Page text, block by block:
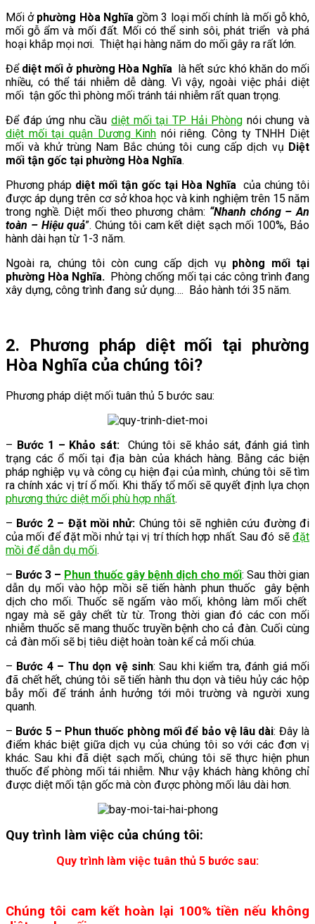
Mối ở phường Hòa Nghĩa gồm 3 loại mối chính là mối gỗ khô,
mối gỗ ẩm và mối đất. Mối có thể sinh sôi, phát triển và phá
hoại khắp mọi nơi. Thiệt hại hàng năm do mối gây ra rất lớn.
Để diệt mối ở phường Hòa Nghĩa
là hết sức khó khăn do mối
nhiều, có thể tái nhiễm dễ dàng. Vì vậy, ngoài việc phải diệt
mối tận gốc thì phòng mối tránh tái nhiễm rất quan trọng.
Để đáp ứng nhu cầudiệt mối tại TP Hải Phòng nói chung và
diệt mối tại quận Dương Kinh nói riêng. Công ty TNHH Diệt
mối và khử trùng Nam Bắc chúng tôi cung cấp dịch vụ Diệt
mối tận gốc tại phường Hòa Nghĩa.
Phương pháp diệt mối tận gốc tại Hòa Nghĩa của chúng tôi
được áp dụng trên cơ sở khoa học và kinh nghiệm trên 15 năm
trong nghề. Diệt mối theo phương châm: “Nhanh chóng – An
toàn – Hiệu quả”. Chúng tôi cam kết diệt sạch mối 100%, Bảo
hành dài hạn từ 1-3 năm.
Ngoài ra, chúng tôi còn cung cấp dịch vụ phòng mối tại
phường Hòa Nghĩa. Phòng chống mối tại các công trình đang
xây dựng, công trình đang sử dụng…. Bảo hành tới 35 năm.
2. Phương pháp diệt mối tại phường
Hòa Nghĩa của chúng tôi?
Phương pháp diệt mối tuân thủ 5 bước sau:
– Bước 1 – Khảo sát: Chúng tôi sẽ khảo sát, đánh giá tình
trạng các ổ mối tại địa bàn của khách hàng. Bằng các biện
pháp nghiệp vụ và công cụ hiện đại của mình, chúng tôi sẽ tìm
ra chính xác vị trí ổ mối. Khi thấy tổ mối sẽ quyết định lựa chọn
phương thức diệt mối phù hợp nhất.
– Bước 2 – Đặt mồi nhử: Chúng tôi sẽ nghiên cứu đường đi
của mối để đặt mồi nhử tại vị trí thích hợp nhất. Sau đó sẽ đặt
mồi để dẫn dụ mối.
– Bước 3 – Phun thuốc gây bệnh dịch cho mối: Sau thời gian
dẫn dụ mối vào hộp mồi sẽ tiến hành phun thuốc gây bệnh
dịch cho mối. Thuốc sẽ ngấm vào mối, không làm mối chết
ngay mà sẽ gây chết từ từ. Trong thời gian đó các con mối
nhiễm thuốc sẽ mang thuốc truyền bệnh cho cả đàn. Cuối cùng
cả đàn mối sẽ bị tiêu diệt hoàn toàn kể cả mối chúa.
– Bước 4 – Thu dọn vệ sinh: Sau khi kiểm tra, đánh giá mối
đã chết hết, chúng tôi sẽ tiến hành thu dọn và tiêu hủy các hộp
bẫy mối để tránh ảnh hưởng tới môi trường và người xung
quanh.
– Bước 5 – Phun thuốc phòng mối để bảo vệ lâu dài: Đây là
điểm khác biệt giữa dịch vụ của chúng tôi so với các đơn vị
khác. Sau khi đã diệt sạch mối, chúng tôi sẽ thực hiện phun
thuốc để phòng mối tái nhiễm. Như vậy khách hàng không chỉ
được diệt mối tận gốc mà còn được phòng mối lâu dài hơn.
Quy trình làm việc của chúng tôi:
Quy trình làm việc tuân thủ 5 bước sau:
Chúng tôi cam kết hoàn lại 100% tiền nếu không